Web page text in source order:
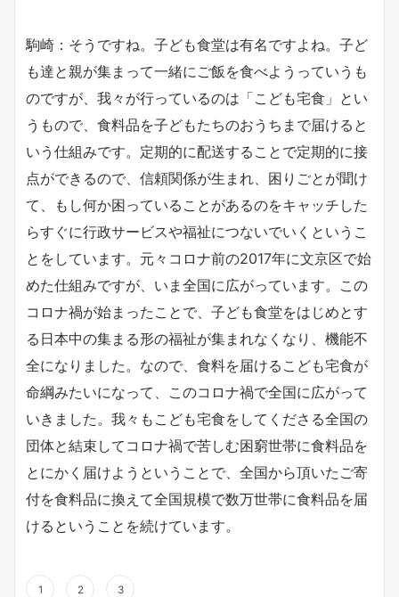
駒崎：そうですね。子ども食堂は有名ですよね。子ど
も達と親が集まって一緒にご飯を食べようっていうも
のですが、我々が行っているのは「こども宅食」とい
うもので、食料品を子どもたちのおうちまで届けると
いう仕組みです。定期的に配送することで定期的に接
点ができるので、信頼関係が生まれ、困りごとが聞け
て、もし何か困っていることがあるのをキャッチした
らすぐに行政サービスや福祉につないでいくというこ
とをしています。元々コロナ前の2017年に文京区で始
めた仕組みですが、いま全国に広がっています。この
コロナ禍が始まったことで、子ども食堂をはじめとす
る日本中の集まる形の福祉が集まれなくなり、機能不
全になりました。なので、食料を届けるこども宅食が
命綱みたいになって、このコロナ禍で全国に広がって
いきました。我々もこども宅食をしてくださる全国の
団体と結束してコロナ禍で苦しむ困窮世帯に食料品を
とにかく届けようということで、全国から頂いたご寄
付を食料品に換えて全国規模で数万世帯に食料品を届
けるということを続けています。
1 2 3